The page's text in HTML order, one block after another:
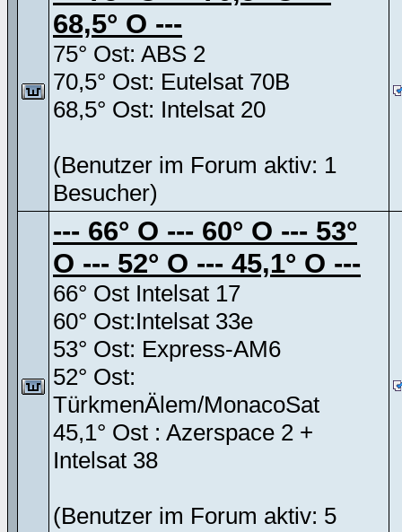
68,5° O ---
75° Ost: ABS 2
70,5° Ost: Eutelsat 70B
68,5° Ost: Intelsat 20
(Benutzer im Forum aktiv: 1
Besucher)
--- 66° O --- 60° O --- 53°
O --- 52° O --- 45,1° O ---
66° Ost Intelsat 17
60° Ost:Intelsat 33e
53° Ost: Express-AM6
52° Ost:
TürkmenÄlem/MonacoSat
45,1° Ost : Azerspace 2 +
Intelsat 38
(Benutzer im Forum aktiv: 5